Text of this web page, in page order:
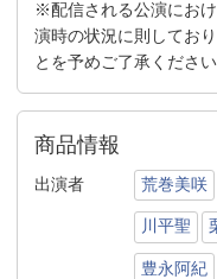
※配信される公演にお
演時の状況に則してお
とを予めご了承ください
商品情報
出演者 荒巻美咲
川平聖
豊永阿紀